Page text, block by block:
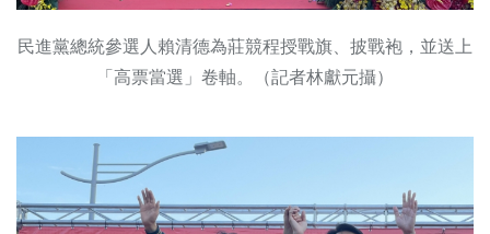
民進黨總統參選人賴清德為莊競程授戰旗、披戰袍，並送上
「高票當選」卷軸。（記者林獻元攝）